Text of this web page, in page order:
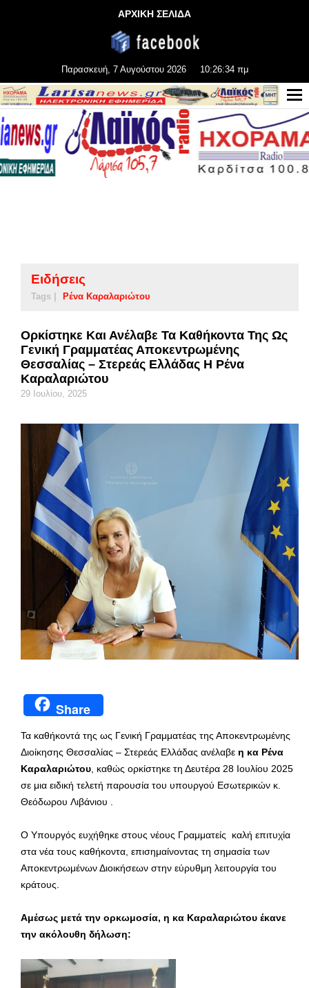
ΑΡΧΙΚΗ ΣΕΛΙΔΑ
Παρασκευή, 7 Αυγούστου 2026 10:26:35 πμ
Ειδήσεις
Tags | Ρένα Καραλαριώτου
Ορκίστηκε Και Ανέλαβε Τα Καθήκοντα Της Ως
Γενική Γραμματέας Αποκεντρωμένης
Θεσσαλίας – Στερεάς Ελλάδας Η Ρένα
Καραλαριώτου
29 Ιουλίου, 2025
Share
Τα καθήκοντά της ως Γενική Γραμματέας της Αποκεντρωμένης
Διοίκησης Θεσσαλίας – Στερεάς Ελλάδας ανέλαβε η κα Ρένα
Καραλαριώτου , καθώς ορκίστηκε τη Δευτέρα 28 Ιουλίου 2025
σε μια ειδική τελετή παρουσία του υπουργού Εσωτερικών κ.
Θεόδωρου Λιβάνιου .
Ο Υπουργός ευχήθηκε στους νέους Γραμματείς καλή επιτυχία
στα νέα τους καθήκοντα, επισημαίνοντας τη σημασία των
Αποκεντρωμένων Διοικήσεων στην εύρυθμη λειτουργία του
κράτους.
Αμέσως μετά την ορκωμοσία, η κα Καραλαριώτου έκανε
την ακόλουθη δήλωση: